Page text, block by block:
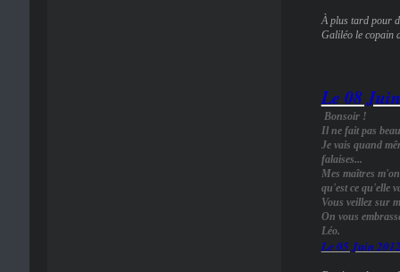
À plus tard pour
Galiléo le copain
Le 08
Bonsoir !
Il ne fait pas
Je vais quand
falaises...
Mes maîtres
qu'est ce qu'elle
Vous veillez sur
On vous
Léo.
Le 05 Juin